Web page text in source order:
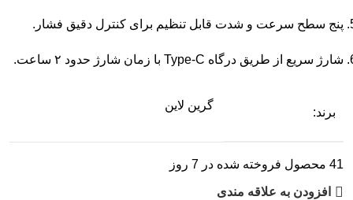
پنج سطح سرعت و شدت قابل تنظیم برای کنترل دقیق فشار.
شارژ سریع از طریق درگاه Type-C با زمان شارژ حدود ۲ ساعت.
برند:
گرین لاین
41 محصول فروخته شده در 7 روز
افزودن به علاقه مندی